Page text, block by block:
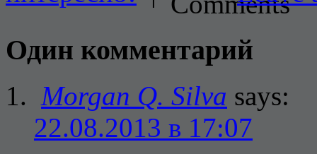
Один комментарий
Morgan Q. Silva says:
22.08.2013 в 17:07